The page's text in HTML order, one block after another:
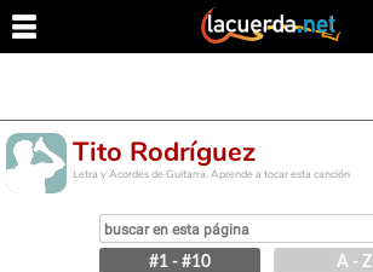
Tito Rodríguez
Letra y Acordes de Guitarra. Aprende a tocar esta canción
#1 - #10 A - Z